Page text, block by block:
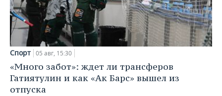
Спорт 05 авг, 15:30
«Много забот»: ждет ли трансферов
Гатиятулин и как «Ак Барс» вышел из
отпуска